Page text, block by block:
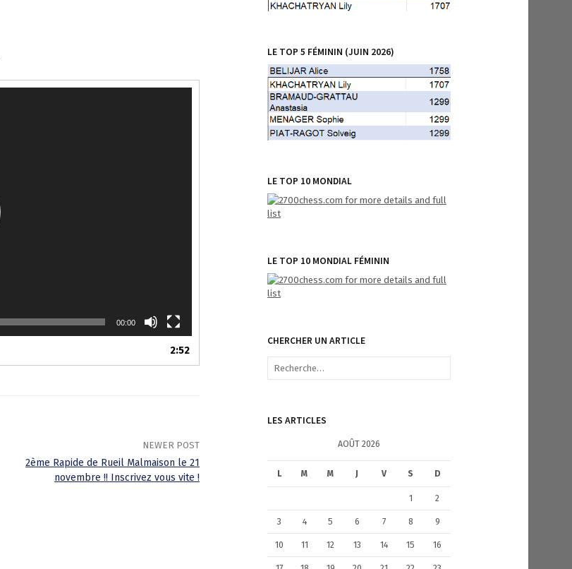
00:00
2:52
NEWER POST
2ème Rapide de Rueil Malmaison le 21
novembre !! Inscrivez vous vite !
LE TOP 5 FÉMININ (JUIN 2026)
LE TOP 10 MONDIAL
LE TOP 10 MONDIAL FÉMININ
CHERCHER UN ARTICLE
R
r
:
LES ARTICLES
AOÛT 2026
L M M J V S D
1 2
3 4 5 6 7 8 9
10 11 12 13 14 15 16